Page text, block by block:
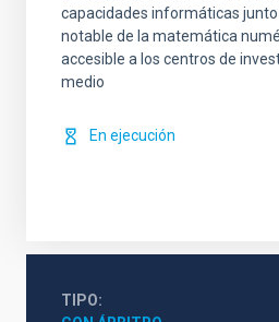
capacidades informáticas junto
notable de la matemática
accesible a los centros de
medio
En ejecución
TIPO